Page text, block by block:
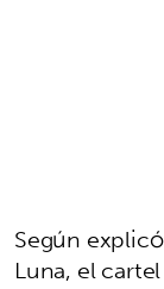
Según
Luna, el